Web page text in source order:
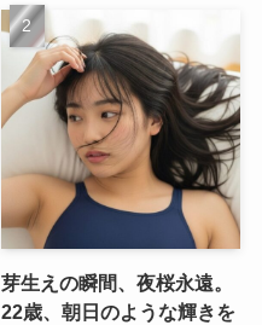
芽生えの瞬間、夜桜永遠。
22歳、朝日のような輝きを